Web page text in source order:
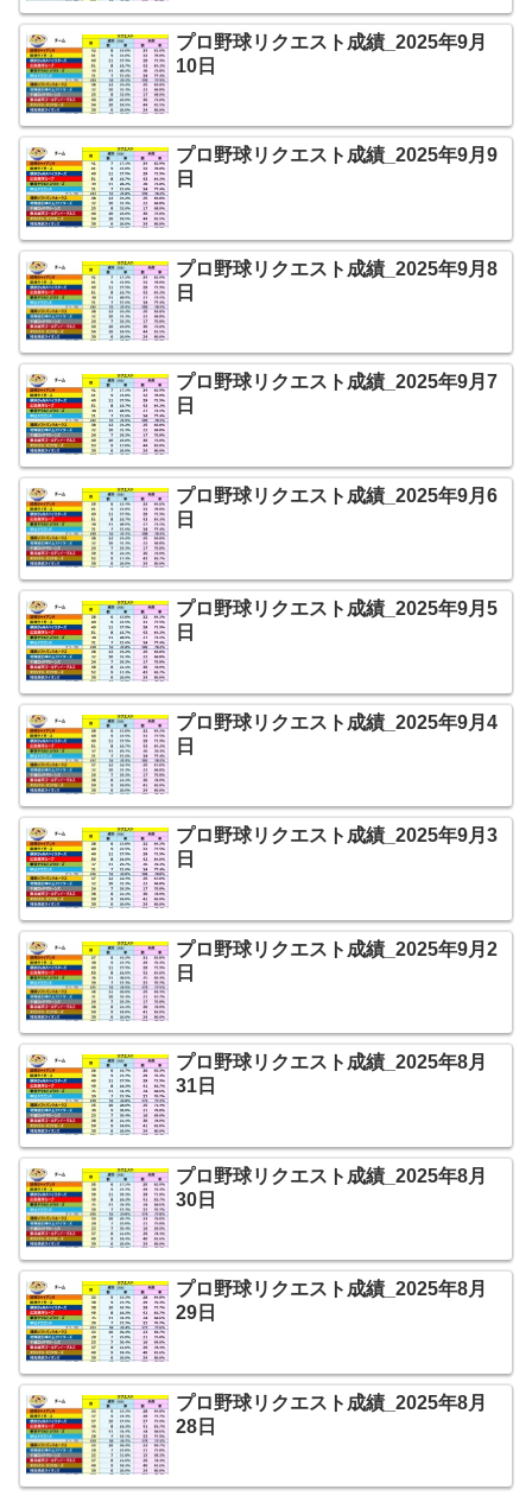
プロ野球リクエスト成績_2025年9月
10日
プロ野球リクエスト成績_2025年9月9
日
プロ野球リクエスト成績_2025年9月8
日
プロ野球リクエスト成績_2025年9月7
日
プロ野球リクエスト成績_2025年9月6
日
プロ野球リクエスト成績_2025年9月5
日
プロ野球リクエスト成績_2025年9月4
日
プロ野球リクエスト成績_2025年9月3
日
プロ野球リクエスト成績_2025年9月2
日
プロ野球リクエスト成績_2025年8月
31日
プロ野球リクエスト成績_2025年8月
30日
プロ野球リクエスト成績_2025年8月
29日
プロ野球リクエスト成績_2025年8月
28日